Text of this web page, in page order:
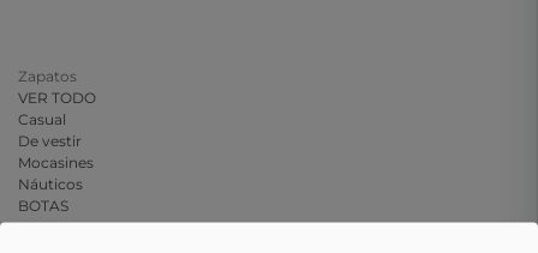
Zapatos
VER TODO
Casual
De vestir
Mocasines
Náuticos
BOTAS